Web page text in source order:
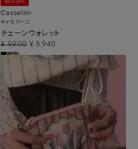
40%OFF
Casselini
キャセリーニ
チェーンウォレット
¥ 9,900 ¥ 5,940